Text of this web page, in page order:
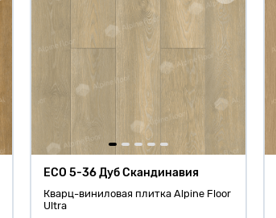
ECO 5-36 Дуб Скандинавия
Кварц-виниловая плитка Alpine Floor
Ultra